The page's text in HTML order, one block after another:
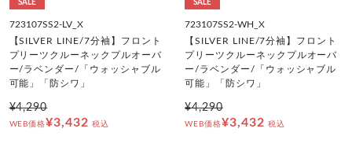
SALE
723107SS2-LV_X
【SILVER LINE/7分袖】フロント
プリーツクルーネックプルオーバ
ー/ラベンダー/「ウォッシャブル
可能」「防シワ」
¥4,290
WEB価格¥3,432 税込
SALE
723107SS2-WH_X
【SILVER LINE/7分袖】フロント
プリーツクルーネックプルオーバ
ー/ラベンダー/「ウォッシャブル
可能」「防シワ」
¥4,290
WEB価格¥3,432 税込